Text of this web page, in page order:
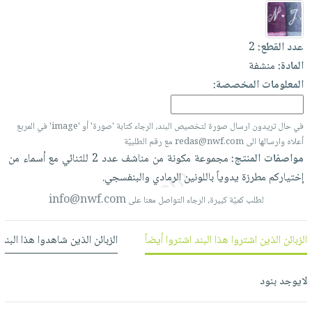
العناية
بالأسنان
الحمية
والتغذية
أدوات
المائدة
الأوعية
والتخزين
أدوات
المطبخ
الأكثر
مبيعاً
العودة
للمدارس
اكسسوارات
اكسسوارات
منزلية
اكسسوارات
ملابس
حقائب
حلي
عناية
بالذات
شحن
مجاني
بنود
مختارة
اشتراكات
كل
الاشتراكات
صندوق
القراءة
iKitab
بحث
متقدم
نيل
عن
الشركة
الشركة
حسابك
الأمنيات
عدد القطع:2
المادة:منشفة
المعلومات المخصصة:
في حال تريدون ارسال صورة لتخصيص البند، الرجاء كتابة 'صورة' أو 'image' في المربع
أعلاه وارسالها الى redas@nwf.com مع رقم الطلبيّة
مواصفات المنتج: مجموعة مكونة من مناشف عدد 2 للثنائي معأسماء من
إختياركم مطرزة يدوياًباللونينالرمادي والبنفسجي.
لطلب كميّة كبيرة، الرجاء التواصل معنا علىinfo@nwf.com
الزبائن الذين اشتروا هذا البند اشتروا أيضاً الزبائن الذين شاهدوا هذا
لايوجد بنود